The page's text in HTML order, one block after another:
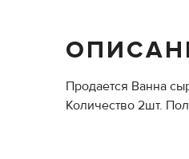
Продается Ванна
Количество 2шт.